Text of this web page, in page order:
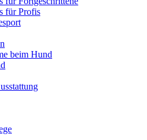
für Profis
beim Hund